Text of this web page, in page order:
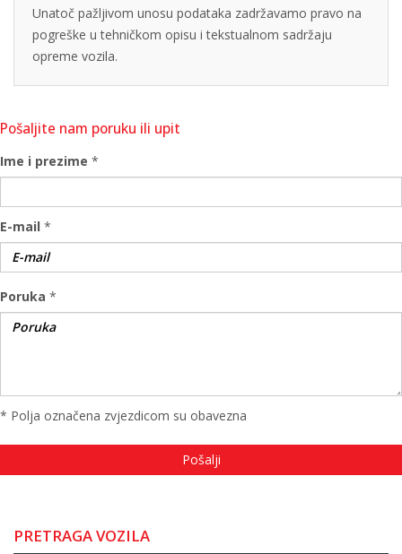
Unatoč pažljivom unosu podataka zadržavamo pravo na
pogreške u tehničkom opisu i tekstualnom sadržaju
opreme vozila.
Pošaljite nam poruku ili upit
Ime i prezime *
E-mail *
Poruka *
* Polja označena zvjezdicom su obavezna
PRETRAGA VOZILA